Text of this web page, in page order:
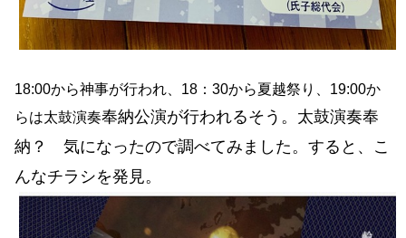
18:00から神事が行われ、18：30から夏越祭り、19:00か
らは太鼓演奏奉納公演が行われるそう。太鼓演奏奉
納？ 気になったので調べてみました。すると、こ
んなチラシを発見。